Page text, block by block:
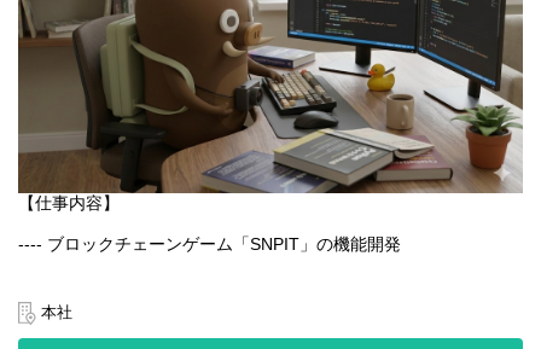
【仕事内容】
---- ブロックチェーンゲーム「SNPIT」の機能開発
通じ、プロダクトの改善と新機能の実装を一貫して担当いただく
ポジションです。
本社